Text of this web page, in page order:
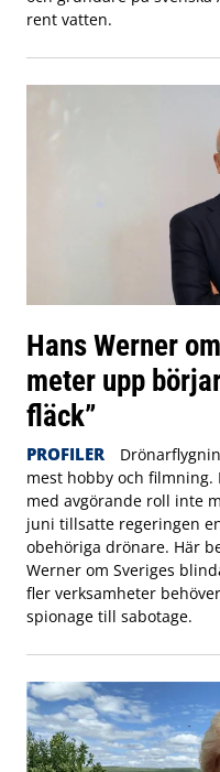
rent vatten.
Hans Werner
meter upp
fläck”
PROFILER
mest hobby och
med avgörande roll inte
juni tillsatte regeringen
obehöriga drönare. Här
Werner om Sveriges
fler verksamheter
spionage till sabotage.